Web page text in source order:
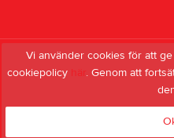
Vi använder cookies för att
cookiepolicy här. Genom att